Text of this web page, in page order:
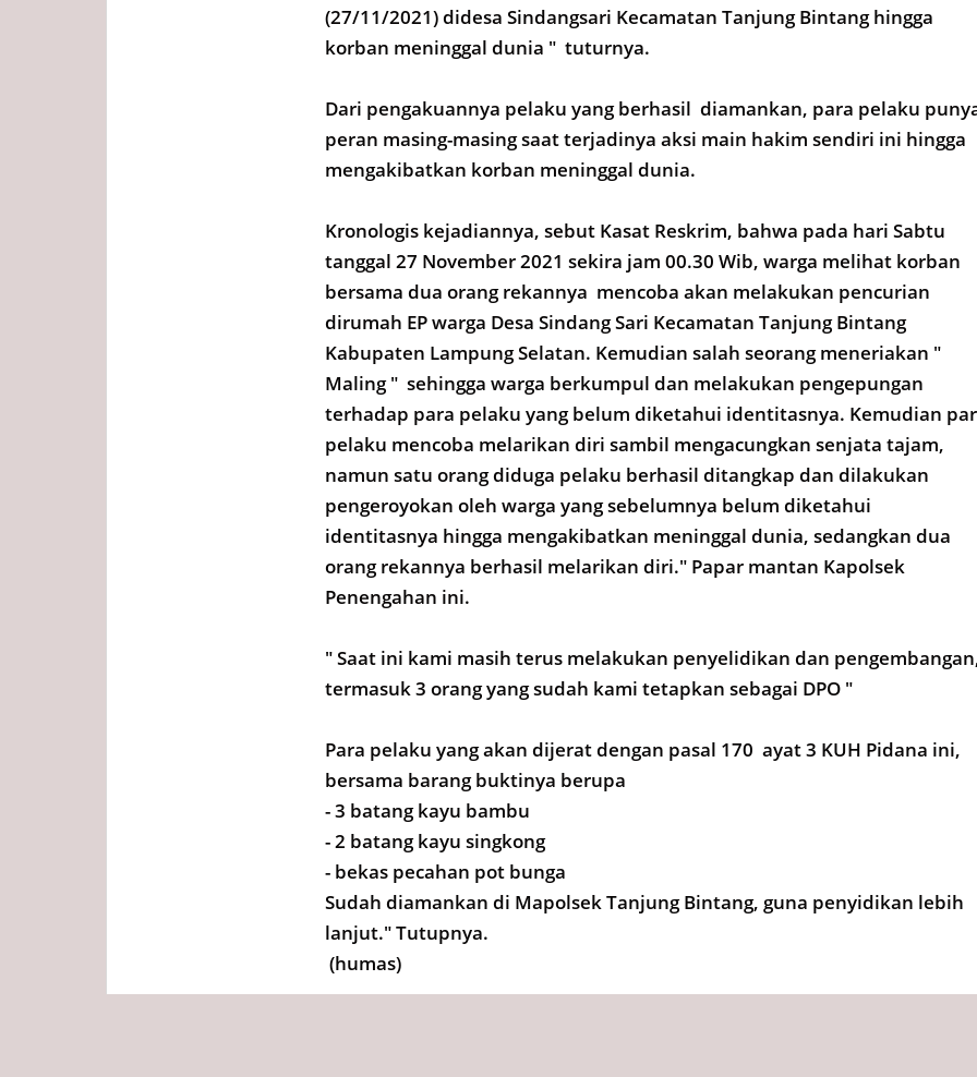
(27/11/2021) didesa Sindangsari Kecamatan Tanjung Bintang hingga
korban meninggal dunia " tuturnya.
Dari pengakuannya pelaku yang berhasil diamankan, para pelaku
peran masing-masing saat terjadinya aksi main hakim sendiri ini hingga
mengakibatkan korban meninggal dunia.
Kronologis kejadiannya, sebut Kasat Reskrim, bahwa pada hari Sabtu
tanggal 27 November 2021 sekira jam 00.30 Wib, warga melihat korban
bersama dua orang rekannya mencoba akan melakukan pencurian
dirumah EP warga Desa Sindang Sari Kecamatan Tanjung Bintang
Kabupaten Lampung Selatan. Kemudian salah seorang meneriakan "
Maling " sehingga warga berkumpul dan melakukan pengepungan
terhadap para pelaku yang belum diketahui identitasnya. Kemudian
pelaku mencoba melarikan diri sambil mengacungkan senjata tajam,
namun satu orang diduga pelaku berhasil ditangkap dan dilakukan
pengeroyokan oleh warga yang sebelumnya belum diketahui
identitasnya hingga mengakibatkan meninggal dunia, sedangkan dua
orang rekannya berhasil melarikan diri." Papar mantan Kapolsek
Penengahan ini.
" Saat ini kami masih terus melakukan penyelidikan dan
termasuk 3 orang yang sudah kami tetapkan sebagai DPO "
Para pelaku yang akan dijerat dengan pasal 170 ayat 3 KUH Pidana ini,
bersama barang buktinya berupa
- 3 batang kayu bambu
- 2 batang kayu singkong
- bekas pecahan pot bunga
Sudah diamankan di Mapolsek Tanjung Bintang, guna penyidikan lebih
lanjut." Tutupnya.
(humas)